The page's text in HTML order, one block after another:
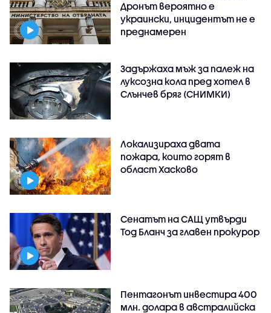
Дронът вероятно е
украински, инцидентът не е
преднамерен
Задържаха мъж за палеж на
луксозна кола пред хотел в
Слънчев бряг (СНИМКИ)
Локализираха двата
пожара, които горят в
област Хасково
Сенатът на САЩ утвърди
Тод Бланч за главен прокурор
Пентагонът инвестира 400
млн. долара в австралийска